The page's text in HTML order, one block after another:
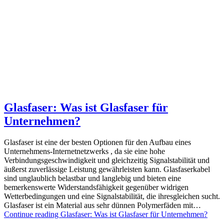
Glasfaser: Was ist Glasfaser für
Unternehmen?
Glasfaser ist eine der besten Optionen für den Aufbau eines
Unternehmens-Internetnetzwerks , da sie eine hohe
Verbindungsgeschwindigkeit und gleichzeitig Signalstabilität und
äußerst zuverlässige Leistung gewährleisten kann. Glasfaserkabel
sind unglaublich belastbar und langlebig und bieten eine
bemerkenswerte Widerstandsfähigkeit gegenüber widrigen
Wetterbedingungen und eine Signalstabilität, die ihresgleichen sucht.
Glasfaser ist ein Material aus sehr dünnen Polymerfäden mit…
Continue reading Glasfaser: Was ist Glasfaser für Unternehmen?